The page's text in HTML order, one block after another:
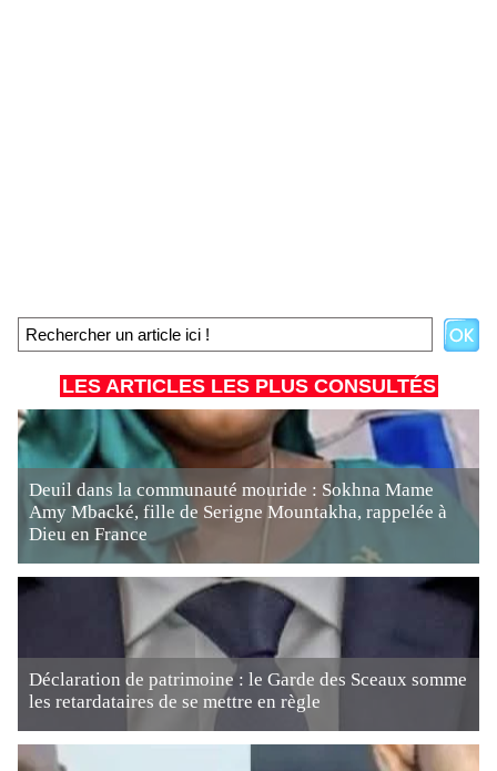
LES ARTICLES LES PLUS CONSULTÉS
Deuil dans la communauté mouride : Sokhna Mame
Amy Mbacké, fille de Serigne Mountakha, rappelée à
Dieu en France
Déclaration de patrimoine : le Garde des Sceaux somme
les retardataires de se mettre en règle